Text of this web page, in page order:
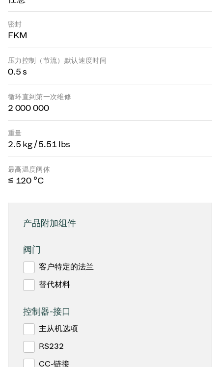
密封
FKM
压力控制（节流）默认速度时间
0.5 s
循环直到第一次维修
2 000 000
重量
2.5 kg / 5.51 lbs
最高温度阀体
≤ 120 °C
产品附加组件
阀门
客户特定的法兰
替代材料
控制器-接口
主从机选项
RS232
CC-链接